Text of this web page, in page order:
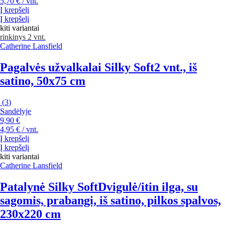
Į krepšelį
Į krepšelį
kiti variantai
rinkinys 2 vnt.
Catherine Lansfield
Pagalvės užvalkalai Silky Soft2 vnt., iš
satino, 50x75 cm
(3)
Sandėlyje
9,90 €
4,95 € / vnt.
Į krepšelį
Į krepšelį
kiti variantai
Catherine Lansfield
Patalynė Silky SoftDvigulė/itin ilga, su
sagomis, prabangi, iš satino, pilkos spalvos,
230x220 cm